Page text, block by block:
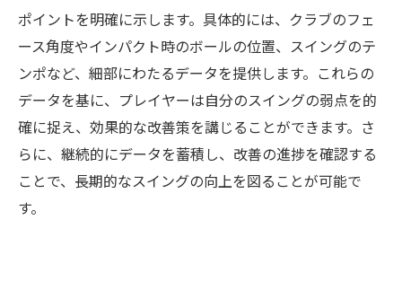
ポイントを明確に示します。具体的には、クラブのフェ
ース角度やインパクト時のボールの位置、スイングのテ
ンポなど、細部にわたるデータを提供します。これらの
データを基に、プレイヤーは自分のスイングの弱点を的
確に捉え、効果的な改善策を講じることができます。さ
らに、継続的にデータを蓄積し、改善の進捗を確認する
ことで、長期的なスイングの向上を図ることが可能で
す。